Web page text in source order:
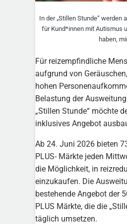
In der „Stillen Stunde“ werden
für Kund*innen mit Autismus
haben,
Für reizempfindliche
aufgrund von
hohen
Belastung der
„Stillen Stunde“ möchte
inklusives Angebot
Ab 24. Juni 2026 bieten
PLUS- Märkte jeden
die Möglichkeit, in
einzukaufen. Die
bestehende Angebot der
PLUS Märkte, die die
täglich umsetzen.